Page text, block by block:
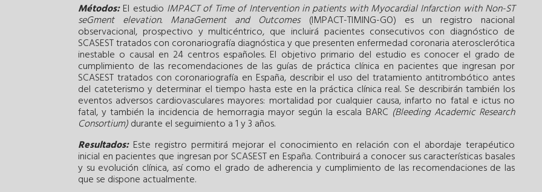
Métodos:El estudio IMPACT of Time of Intervention in patients with Myocardial Infarction with Non-ST
seGment elevation. ManaGement and Outcomes(IMPACT-TIMING-GO) es un registro nacional
observacional, prospectivo y multicéntrico, que incluirá pacientes consecutivos con diagnóstico de
SCASEST tratados con coronariografía diagnóstica y que presenten enfermedad coronaria aterosclerótica
inestable o causal en 24 centros españoles. El objetivo primario del estudio es conocer el grado de
cumplimiento de las recomendaciones de las guías de práctica clínica en pacientes que ingresan por
SCASEST tratados con coronariografía en España, describir el uso del tratamiento antitrombótico antes
del cateterismo y determinar el tiempo hasta este en la práctica clínica real. Se describirán también los
eventos adversos cardiovasculares mayores: mortalidad por cualquier causa, infarto no fatal e ictus no
fatal, y también la incidencia de hemorragia mayor según la escala BARC (Bleeding Academic Research
Consortium)durante el seguimiento a 1 y 3 años.
Resultados:Este registro permitirá mejorar el conocimiento en relación con el abordaje terapéutico
inicial en pacientes que ingresan por SCASEST en España. Contribuirá a conocer sus características basales
y su evolución clínica, así como el grado de adherencia y cumplimiento de las recomendaciones de las
que se dispone actualmente.